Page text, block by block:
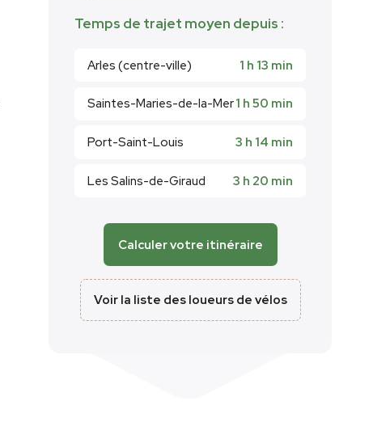
Temps de trajet moyen depuis :
Arles (centre-ville) 1 h 13 min
Saintes-Maries-de-la-Mer1 h 50 min
Port-Saint-Louis 3 h 14 min
Les Salins-de-Giraud 3 h 20 min
Calculer votre itinéraire
Voir la liste des loueurs de vélos